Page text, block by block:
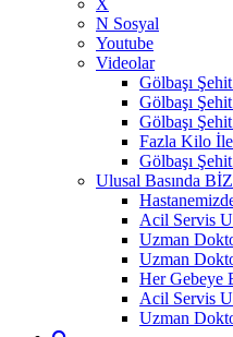
N Sosyal
Youtube
Videolar
Gölbaşı
Gölbaşı
Gölbaşı
Fazla Kilo İle
Gölbaşı
Ulusal Basında BİZ
Acil Servis
Uzman
Uzman
Her Gebeye
Acil Servis
Uzman